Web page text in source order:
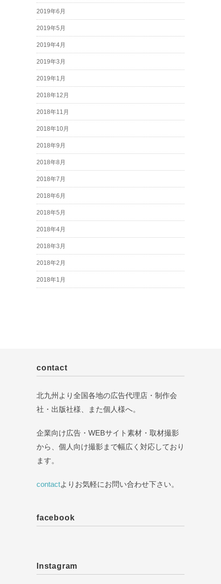
2019年6月
2019年5月
2019年4月
2019年3月
2019年1月
2018年12月
2018年11月
2018年10月
2018年9月
2018年8月
2018年7月
2018年6月
2018年5月
2018年4月
2018年3月
2018年2月
2018年1月
contact
北九州より全国各地の広告代理店・制作会
社・出版社様、また個人様へ。
企業向け広告・WEBサイト素材・取材撮影
から、個人向け撮影まで幅広く対応しており
ます。
contactよりお気軽にお問い合わせ下さい。
facebook
Instagram